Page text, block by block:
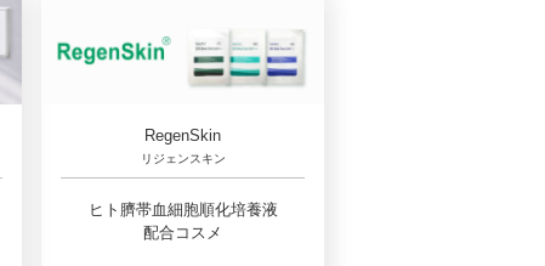
RegenSkin
リジェンスキン
ヒト臍帯血細胞順化培養液
配合コスメ